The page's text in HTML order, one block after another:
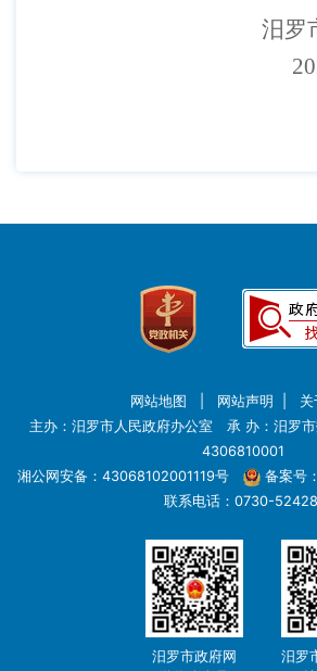
汨罗
网站地图 网站声明
关
主办：汨罗市人民政府办公室 承 办：汨罗
4306810001
湘公网安备：43068102001119号
备案号：
联系电话：0730-
汨罗市政府网
汨罗